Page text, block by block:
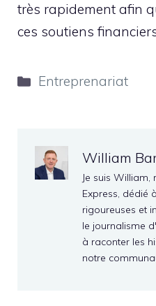
très rapidement afin
ces soutiens
Catégories
Entreprenariat
William
Je suis
Express, dédié
rigoureuses et
le journalisme
à raconter les
notre